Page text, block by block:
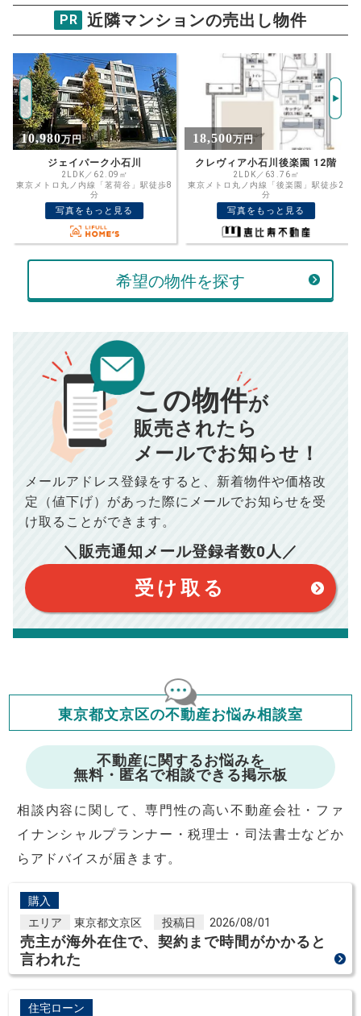
返済シミュレーション計算結果
毎月の支払額 834 円
年間の支払額 10,005 円
総支払額 100,050 円
【注意事項】
このシミュレーターは元利均等返済方式で試算しています。
このシミュレーターは、四捨五入にて計算しております。
このシミュレーターはお借り入れの全期間で金利が変わらない設
定です。
このシミュレーターをご利用された方の、いかなる損害について
も当社は一切責任を負いませんので、ご了承ください。
住宅ローンの種類によって、年収負担率は異なります。一般的に
ますが、お借り入れの際に各金融機関にご相談ください。
会員マイページでは
修繕費・管理費の計算もできます
00万円
■仲介手数料／00万円
■売買契約書印紙／0万円
■抵当権抹消費用／ 0万円
000万円
※購入価格よりも売却価格が高い場合、譲渡所得税が発生する
場合がございます。詳しくは最寄りの税務署などにご確認く
ださい。
※シミュレーター結果はあくまでも概算であり、手残り金額を
保証するものではございません。
※上記売却費用には、住所変更登記の費用、引っ越し費用、住
宅ローンの一括繰上返済の手数料等は含まれておりませんの
で予めご了承ください。
※仲介手数料は宅地建物取引業法で定められた上限で計算して
おります。（物件価格×3%＋6万円＋消費税）
PR 近隣マンションの売出し物件
18,500万円
クレヴィア小石川後楽園 12階
2LDK／63.76㎡
東京メトロ丸ノ内線「後楽園」駅徒歩2
分
写真をもっと見る
12,900万円
CROSS小日向
2SLDK／88.60㎡
東京メトロ有楽町線「江戸川橋」駅徒歩
4分
写真をもっと見る
希望の物件を探す
この物件が
販売されたら
メールでお知らせ！
メールアドレス登録をすると、 新着物件や価格改
定（値下げ）があった際に メールでお知らせを受
け取ることができます。
＼販売通知メール登録者数0人／
受け取る
東京都文京区の不動産お悩み相談室
不動産に関するお悩みを
無料・匿名で相談できる掲示板
相談内容に関して、専門性の高い不動産会社・ファ
イナンシャルプランナー・税理士・司法書士などか
らアドバイスが届きます。
購入
エリア
東京都文京区 投稿日 2026/08/01
売主が海外在住で、契約まで時間がかかると
言われた
住宅ローン